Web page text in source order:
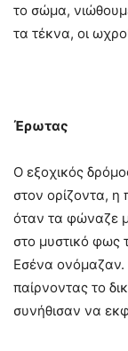
το σώμα,
τα τέκνα, οι
Έρωτας
Ο εξοχικός
στον ορίζοντα, η
όταν τα φώναζε
στο μυστικό φως
Εσένα
παίρνοντας το
συνήθισαν να